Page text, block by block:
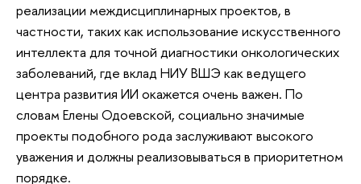
реализации междисциплинарных проектов, в
частности, таких как использование искусственного
интеллекта для точной диагностики онкологических
заболеваний, где вклад НИУ ВШЭ как ведущего
центра развития ИИ окажется очень важен. По
словам Елены Одоевской, социально значимые
проекты подобного рода заслуживают высокого
уважения и должны реализовываться в приоритетном
порядке.